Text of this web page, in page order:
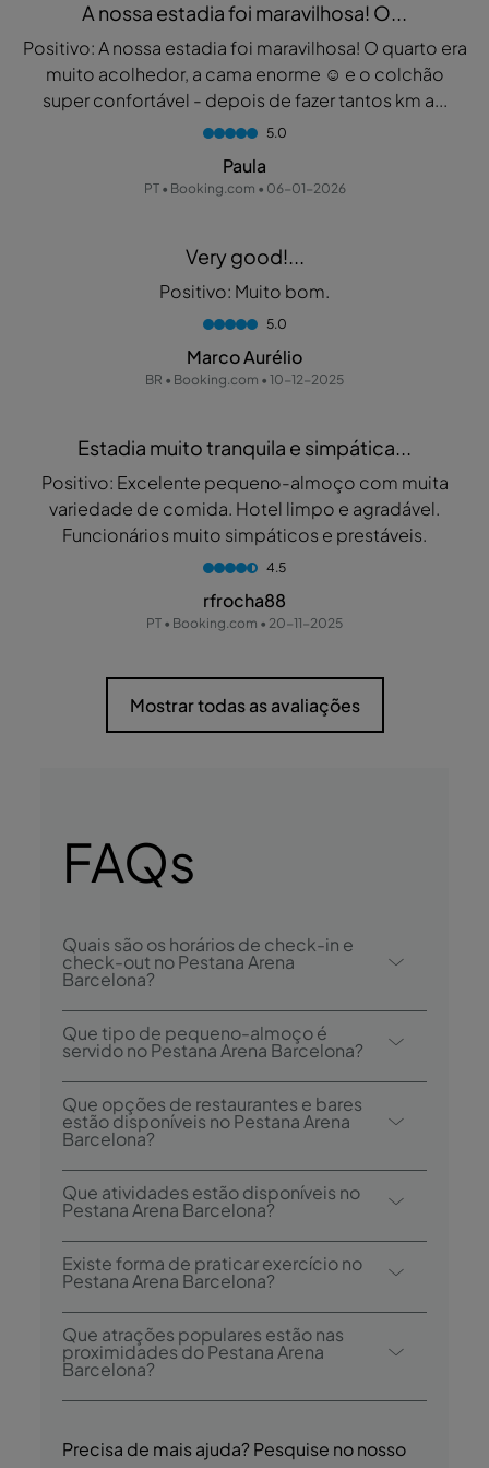
A nossa estadia foi maravilhosa! O...
Positivo: A nossa estadia foi maravilhosa! O quarto era
muito acolhedor, a cama enorme ☺️ e o colchão
super confortável - depois de fazer tantos km a...
5.0
Paula
PT • Booking.com • 06-01-2026
Very good!...
Positivo: Muito bom.
5.0
Marco Aurélio
BR • Booking.com • 10-12-2025
Estadia muito tranquila e simpática...
Positivo: Excelente pequeno-almoço com muita
variedade de comida. Hotel limpo e agradável.
Funcionários muito simpáticos e prestáveis.
4.5
rfrocha88
PT • Booking.com • 20-11-2025
Mostrar todas as avaliações
FAQs
Quais são os horários de check-in e
check-out no Pestana Arena
Barcelona?
O check-in no Pestana Arena Barcelona é
desde as 15:00 e check-out é até às 11:00.
Que tipo de pequeno-almoço é
servido no Pestana Arena Barcelona?
As opções de pequeno-almoço incluem
continental, buffet e sem gluten.
Que opções de restaurantes e bares
estão disponíveis no Pestana Arena
Barcelona?
O Pestana Arena Barcelona tem um Lobby
Bar.
Que atividades estão disponíveis no
Pestana Arena Barcelona?
O Pestana Arena Barcelona oferece as
seguintes atividades/serviços (podem ser
- Bar
- Sauna
- Banho Turco
Existe forma de praticar exercício no
Pestana Arena Barcelona?
Sim, os hóspedes têm acesso ao centro de
fitness durante a sua estadia.
Que atrações populares estão nas
proximidades do Pestana Arena
Barcelona?
Fonte mágica de Montjuïc, Palau de la
Precisa de mais ajuda? Pesquise no nosso